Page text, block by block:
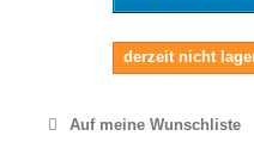
derzeit nicht
Auf meine Wunschliste